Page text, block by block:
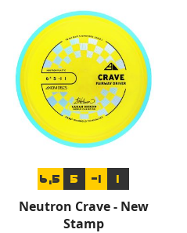
6,5 5 -1 1
Neutron Crave - New
Stamp